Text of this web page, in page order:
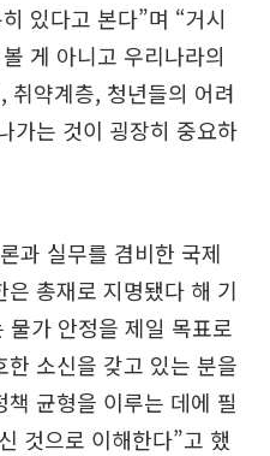
있다고 본다”며 “거시
게 아니고 우리나라의
취약계층, 청년들의 어려
가는 것이 굉장히 중요하
과 실무를 겸비한 국제
총재로 지명됐다 해 기
물가 안정을 제일 목표로
소신을 갖고 있는 분을
균형을 이루는 데에 필
것으로 이해한다”고 했